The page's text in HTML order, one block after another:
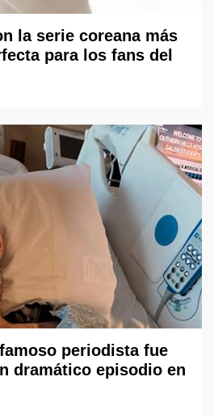
la serie coreana más
para los fans del
periodista fue
dramático episodio en